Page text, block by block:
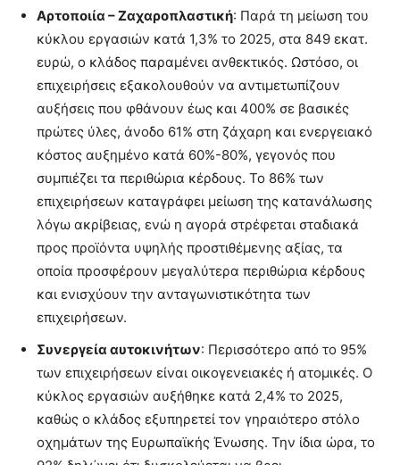
Αρτοποιία – Ζαχαροπλαστική: Παρά τη μείωση του
κύκλου εργασιών κατά 1,3% το 2025, στα 849 εκατ.
ευρώ, ο κλάδος παραμένει ανθεκτικός. Ωστόσο, οι
επιχειρήσεις εξακολουθούν να αντιμετωπίζουν
αυξήσεις που φθάνουν έως και 400% σε βασικές
πρώτες ύλες, άνοδο 61% στη ζάχαρη και ενεργειακό
κόστος αυξημένο κατά 60%-80%, γεγονός που
συμπιέζει τα περιθώρια κέρδους. Το 86% των
επιχειρήσεων καταγράφει μείωση της κατανάλωσης
λόγω ακρίβειας, ενώ η αγορά στρέφεται σταδιακά
προς προϊόντα υψηλής προστιθέμενης αξίας, τα
οποία προσφέρουν μεγαλύτερα περιθώρια κέρδους
και ενισχύουν την ανταγωνιστικότητα των
επιχειρήσεων.
Συνεργεία αυτοκινήτων: Περισσότερο από το 95%
των επιχειρήσεων είναι οικογενειακές ή ατομικές. Ο
κύκλος εργασιών αυξήθηκε κατά 2,4% το 2025,
καθώς ο κλάδος εξυπηρετεί τον γηραιότερο στόλο
οχημάτων της Ευρωπαϊκής Ένωσης. Την ίδια ώρα, το